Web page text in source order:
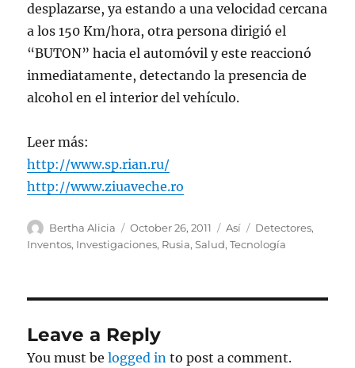
desplazarse, ya estando a una velocidad cercana
a los 150 Km/hora, otra persona dirigió el
“BUTON” hacia el automóvil y este reaccionó
inmediatamente, detectando la presencia de
alcohol en el interior del vehículo.
Leer más:
http://www.sp.rian.ru/
http://www.ziuaveche.ro
Author
Bertha Alicia
Posted
on
October 26, 2011 Categories
Así Tags
Detectores,
Inventos, Investigaciones, Rusia,Salud,Tecnología
Leave a Reply
You must belogged in to post a comment.